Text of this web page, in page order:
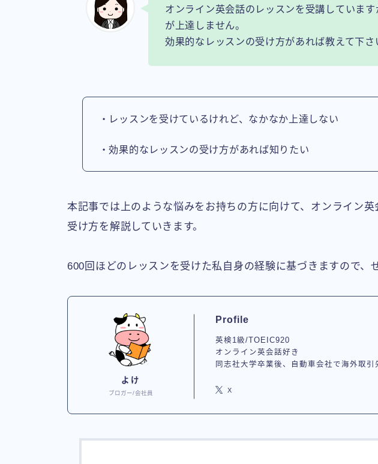
オンライン英会話のレッスンを受講していま
が上達しません。
効果的なレッスンの受け方があれば教えて下さ
・レッスンを受けているけれど、なかなか上達しない
・効果的なレッスンの受け方があれば知りたい
本記事では上のような悩みをお持ちの方に向けて、オンライン
受け方を解説していきます。
600回ほどのレッスンを受けた私自身の経験に基づきますので、
よけ
ブロガー/会社員
Profile
英検1級/TOEIC920
オンライン英会話好き
同志社大学卒業後、自動車会社で海外取引
X